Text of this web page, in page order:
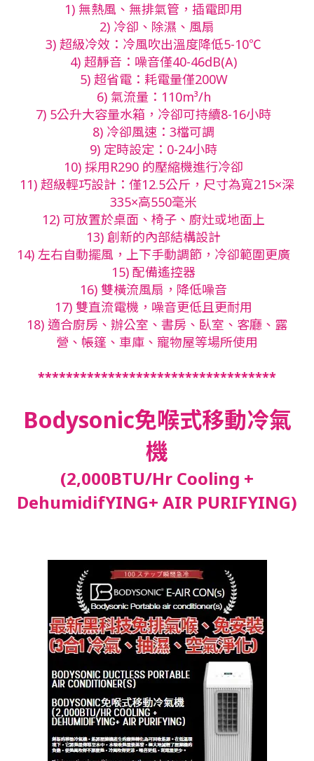
1) 無熱風、無排氣管，插電即用
2) 冷卻、除濕、風扇
3) 超級冷效：冷風吹出溫度降低5-10℃
4) 超靜音：噪音僅40-46dB(A)
5) 超省電：耗電量僅200W
6) 氣流量：110m³/h
7) 5公升大容量水箱，冷卻可持續8-16小時
8) 冷卻風速：3檔可調
9) 定時設定：0-24小時
10) 採用R290 的壓縮機進行冷卻
11) 超級輕巧設計：僅12.5公斤，尺寸為寬215×深
335×高550毫米
12) 可放置於桌面、椅子、廚灶或地面上
13) 創新的內部結構設計
14) 左右自動擺風，上下手動調節，冷卻範圍更廣
15) 配備遙控器
16) 雙橫流風扇，降低噪音
17) 雙直流電機，噪音更低且更耐用
18) 適合廚房、辦公室、書房、臥室、客廳、露
營、帳篷、車庫、寵物屋等場所使用
**********************************
Bodysonic免喉式移動冷氣
機
(2,000BTU/Hr Cooling +
DehumidifYING+ AIR PURIFYING)